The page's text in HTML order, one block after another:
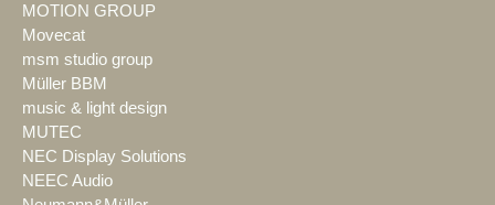
MOTION GROUP
Movecat
msm studio group
Müller BBM
music & light design
MUTEC
NEC Display Solutions
NEEC Audio